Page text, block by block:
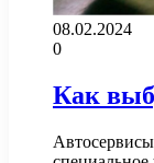
08.02.2024
0
Как